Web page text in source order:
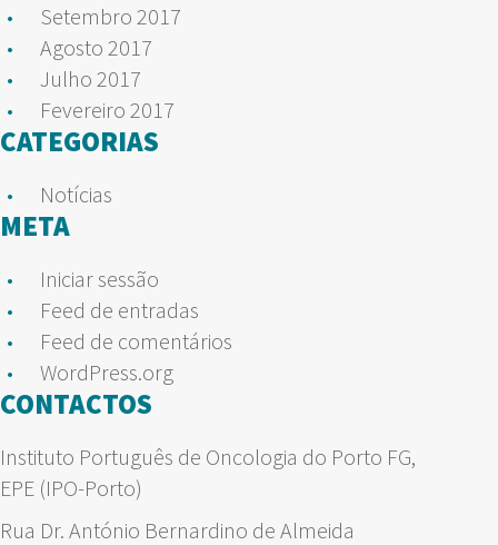
Setembro 2017
Agosto 2017
Julho 2017
Fevereiro 2017
CATEGORIAS
Notícias
META
Iniciar sessão
Feed de entradas
Feed de comentários
WordPress.org
CONTACTOS
Instituto Português de Oncologia do Porto FG,
EPE (IPO-Porto)
Rua Dr. António Bernardino de Almeida